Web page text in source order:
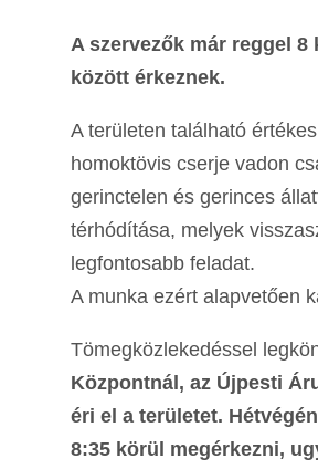
A szervezők már reggel
között érkeznek.
A területen található
homoktövis cserje vadon
gerinctelen és gerinces
térhódítása, melyek
legfontosabb feladat.
A munka ezért alapvetően
Tömegközlekedéssel
Központnál, az Újpesti
éri el a területet.
8:35 körül megérkezni,